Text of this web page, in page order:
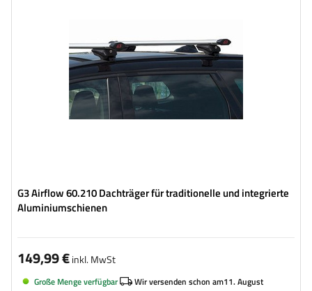
G3 Airflow 60.210 Dachträger für traditionelle und integrierte
Aluminiumschienen
149,99 €inkl. MwSt
Große Menge verfügbar Wir versenden schon am11. August